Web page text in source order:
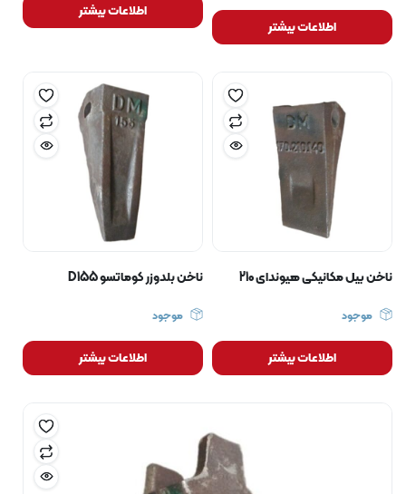
اطلاعات بیشتر
اطلاعات بیشتر
ناخن بیل مکانیکی هیوندای 210
موجود
اطلاعات بیشتر
ناخن بلدوزر کوماتسو D155
موجود
اطلاعات بیشتر